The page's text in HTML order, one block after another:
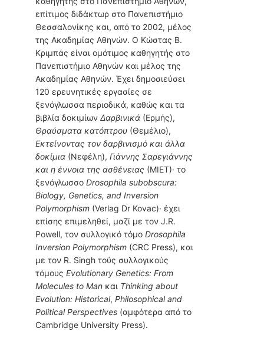
επίτιμος διδάκτωρ στο Πανεπιστήμιο
Θεσσαλονίκης και, από το 2002, μέλος
της Ακαδημίας Αθηνών. Ο Κώστας Β.
Κριμπάς είναι ομότιμος καθηγητής στο
Πανεπιστήμιο Αθηνών και μέλος της
Ακαδημίας Αθηνών. Έχει δημοσιεύσει
120 ερευνητικές εργασίες σε
ξενόγλωσσα περιοδικά, καθώς και τα
βιβλία δοκιμίων Δαρβινικά (Ερμής),
Θραύσματα κατόπτρου (Θεμέλιο),
Εκτείνοντας τον δαρβινισμό και άλλα
δοκίμια (Νεφέλη), Γιάννης Σαρεγιάννης
και η έννοια της ασθένειας (ΜΙΕΤ)· το
ξενόγλωσσο Drosophila subobscura:
Biology, Genetics, and Inversion
Polymorphism (Verlag Dr Kovac)· έχει
επίσης επιμεληθεί, μαζί με τον J.R.
Powell, τον συλλογικό τόμο Drosophila
Inversion Polymorphism (CRC Press), και
με τον R. Singh τούς συλλογικούς
τόμους Evolutionary Genetics: From
Molecules to Man και Thinking about
Evolution: Historical, Philosophical and
Political Perspectives (αμφότερα από το
Cambridge University Press).